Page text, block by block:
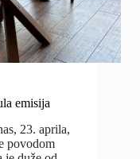
emisija
23. aprila,
povodom